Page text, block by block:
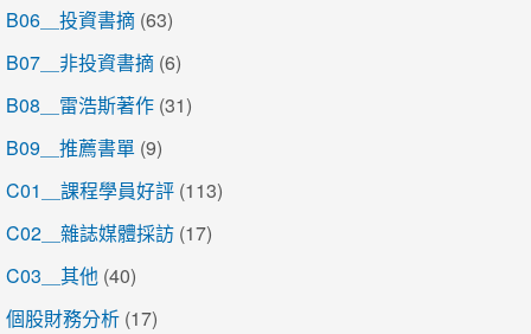
B06＿投資書摘 (63)
B07＿非投資書摘 (6)
B08＿雷浩斯著作 (31)
B09＿推薦書單 (9)
C01＿課程學員好評 (113)
C02＿雜誌媒體採訪 (17)
C03＿其他 (40)
個股財務分析 (17)